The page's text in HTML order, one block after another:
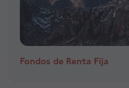
Fondos de Renta Fija